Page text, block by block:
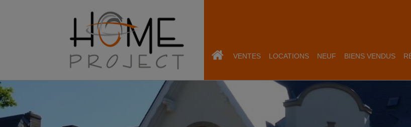
VENTES LOCATIONS NEUF BIENS VENDUS